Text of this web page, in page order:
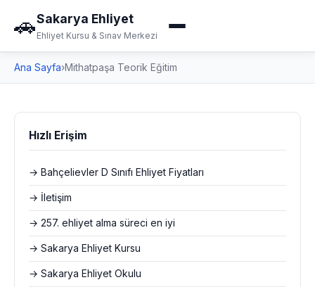
🚗Sakarya Ehliyet
Ehliyet Kursu & Sınav Merkezi
Ana Sayfa›Mithatpaşa Teorik Eğitim
Hızlı Erişim
→ Bahçelievler D Sınıfı Ehliyet Fiyatları
→ İletişim
→ 257. ehliyet alma süreci en iyi
→ Sakarya Ehliyet Kursu
→ Sakarya Ehliyet Okulu